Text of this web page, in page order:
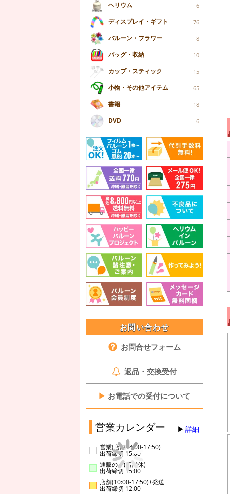
ヘリウム 6
ディスプレイ・ギフト 76
バルーン・フラワー 8
バッグ・収納 10
カップ・スティック 15
小物・その他アイテム 65
書籍 18
DVD 6
お問い合わせ
お問合せフォーム
返品・交換受付
▶ お電話での受付について
営業カレンダー 詳細
営業(店舗14:00-17:50)
出荷締切 15:00
通販のみ(店舗休)
出荷締切 15:00
店舗(10:00-17:50)+発送
出荷締切 12:00